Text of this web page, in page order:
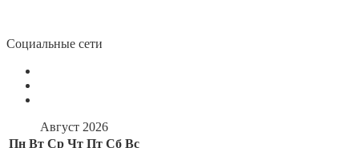
Социальные сети
Август 2026
Пн Вт Ср Чт Пт Сб Вс